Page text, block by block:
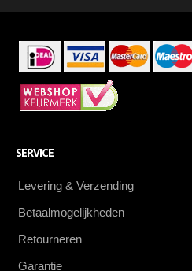
SERVICE
Levering & Verzending
Betaalmogelijkheden
Retourneren
Garantie